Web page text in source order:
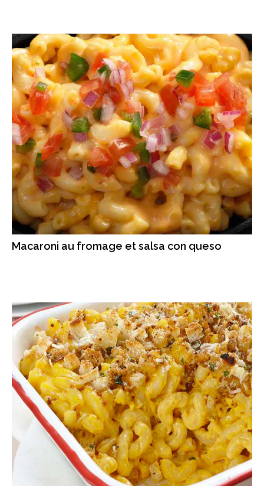
Macaroni au fromage et salsa con queso